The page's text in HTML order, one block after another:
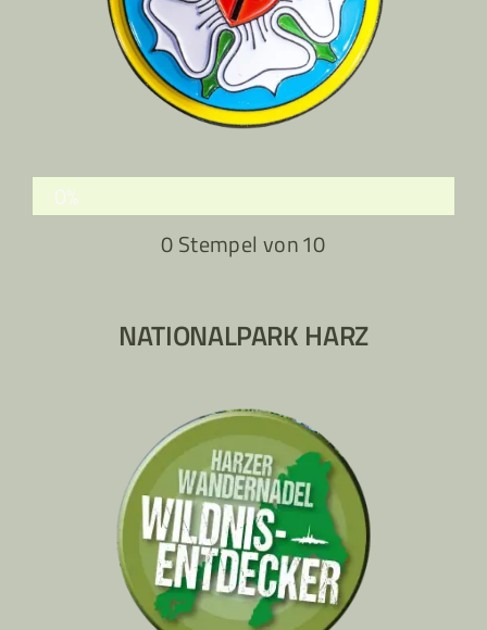
0%
0 Stempel von10
NATIONALPARK HARZ